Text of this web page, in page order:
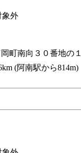
象外
町南向３０番地の１
(阿南駅から814m)